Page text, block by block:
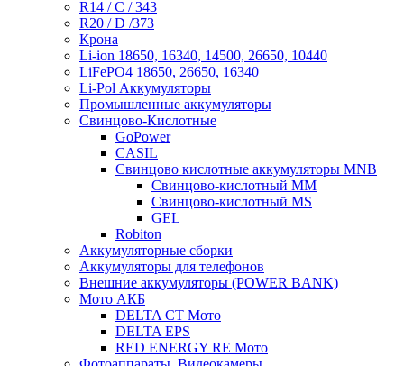
R14 / C / 343
R20 / D /373
Крона
Li-ion 18650, 16340, 14500, 26650, 10440
LiFePO4 18650, 26650, 16340
Li-Pol Аккумуляторы
Промышленные аккумуляторы
Свинцово-Кислотные
GoPower
CASIL
Свинцово кислотные аккумуляторы MNB
Cвинцово-кислотный MM
Cвинцово-кислотный MS
GEL
Robiton
Аккумуляторные сборки
Аккумуляторы для телефонов
Внешние аккумуляторы (POWER BANK)
Мото АКБ
DELTA CT Мото
DELTA EPS
RED ENERGY RE Мото